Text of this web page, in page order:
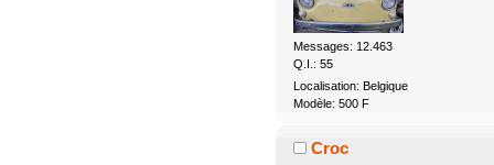
Messages: 12.463
Q.I.: 55
Localisation: Belgique
Modèle: 500 F
Croc